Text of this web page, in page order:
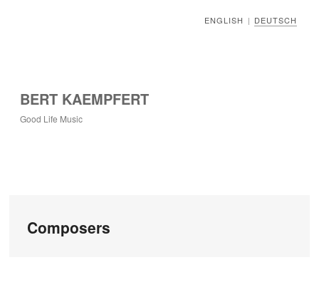
ENGLISH | DEUTSCH
BERT KAEMPFERT
Good Life Music
Composers